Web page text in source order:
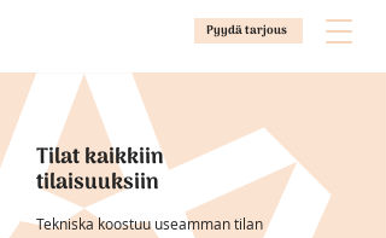
Pyydä tarjous
Tilat kaikkiin
tilaisuuksiin
Tekniska koostuu useamman tilan